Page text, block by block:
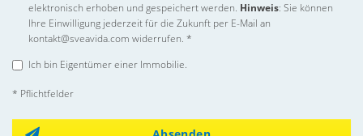
elektronisch erhoben und gespeichert werden. Hinweis: Sie können
Ihre Einwilligung jederzeit für die Zukunft per E-Mail an
kontakt@sveavida.com widerrufen. *
Ich bin Eigentümer einer Immobilie.
* Pflichtfelder